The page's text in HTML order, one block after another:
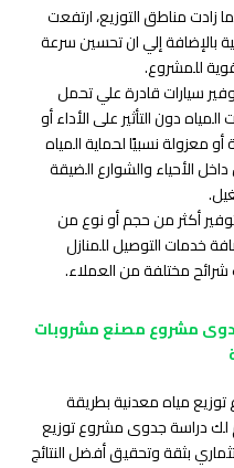
زادت مناطق التوزيع، ارتفعت
بالإضافة إلي ان تحسين سرعة
للمشروع.
سيارات قادرة علي تحمل
دون التأثير على الأداء أو
معزولة نسبيًا لحماية المياه
داخل الأحياء والشوارع الضيقة
أكثر من حجم أو نوع من
خدمات التوصيل للمنازل
شرائح مختلفة من العملاء.
مشروع مصنع مشروبات
مياه معدنية بطريقة
لك دراسة جدوى مشروع توزيع
بثقة وتحقيق أفضل النتائج